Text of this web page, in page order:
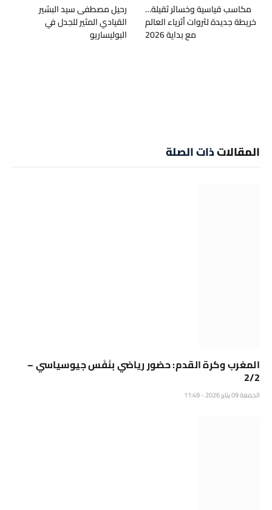
مكاسب قياسية وخسائر ثقيلة…
خريطة جديدة لثروات أثرياء العالم
مع بداية 2026
رحيل مصطفى سيد البشير
القيادي المثير للجدل في
البوليساريو
المقالاتذات الصلة
المغرب وكرة القدم: حضور رياضي بنَفَس جيوسياسي –
2/2
الجمعة 09 يناير 2026 - 11:49